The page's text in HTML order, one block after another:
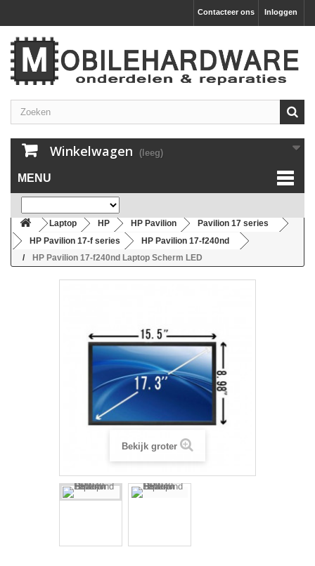
Inloggen
Contacteer ons
Winkelwagen (leeg)
MENU
Laptop HP HP Pavilion
Pavilion 17 series
HP Pavilion 17-f series
HP Pavilion 17-f240nd
HP Pavilion 17-f240nd Laptop Scherm LED
Bekijk groter